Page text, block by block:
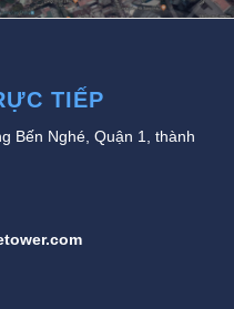
TIẾP
Bến Nghé, Quận 1, thành